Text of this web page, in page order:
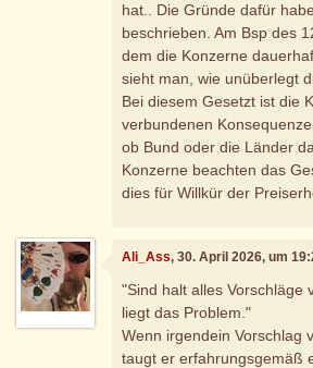
hat.. Die Gründe dafür
beschrieben. Am Bsp des
dem die Konzerne
sieht man, wie unüberlegt
Bei diesem Gesetzt ist die
verbundenen
ob Bund oder die Länder
Konzerne beachten das
dies für Willkür der
Ali_Ass, 30. April 2026, um
"Sind halt alles Vorschläge
liegt das Problem."
Wenn irgendein Vorschlag
taugt er erfahrungsgemäß